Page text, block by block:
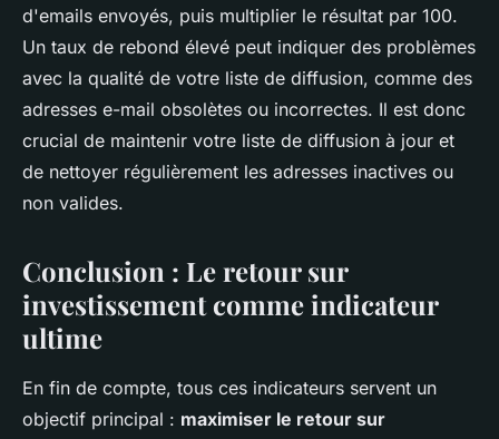
d'emails envoyés, puis multiplier le résultat par 100.
Un taux de rebond élevé peut indiquer des problèmes
avec la qualité de votre liste de diffusion, comme des
adresses e-mail obsolètes ou incorrectes. Il est donc
crucial de maintenir votre liste de diffusion à jour et
de nettoyer régulièrement les adresses inactives ou
non valides.
Conclusion : Le retour sur
investissement comme indicateur
ultime
En fin de compte, tous ces indicateurs servent un
objectif principal : maximiser le retour sur